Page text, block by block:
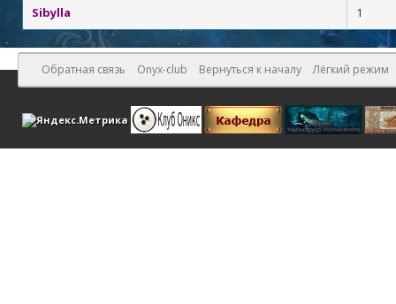
Sibylla 1
Обратная связь Onyx-club Вернуться к началу Лёгкий режим